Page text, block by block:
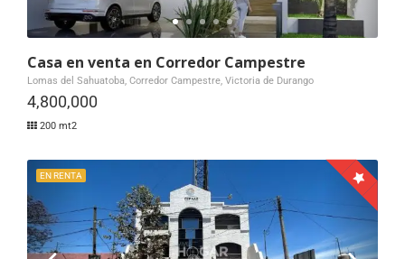
Casa en venta en Corredor Campestre
Lomas del Sahuatoba, Corredor Campestre, Victoria de Durango
4,800,000
200 mt2
EN RENTA